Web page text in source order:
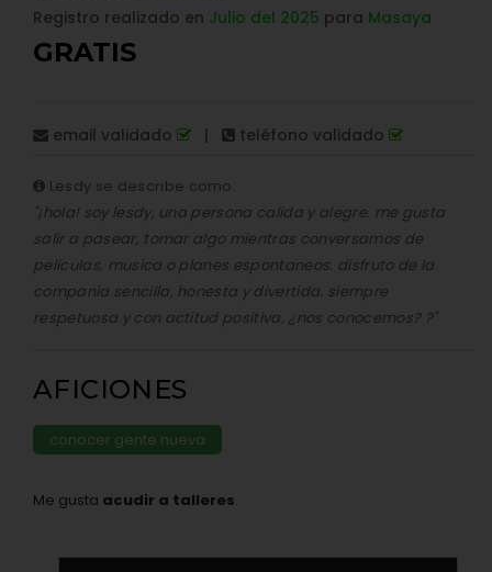
Registro realizado en Julio del 2025 para Masaya
GRATIS
email validado | teléfono validado
Lesdy se describe como:
"¡hola! soy lesdy, una persona calida y alegre. me gusta
salir a pasear, tomar algo mientras conversamos de
peliculas, musica o planes espontaneos. disfruto de la
compania sencilla, honesta y divertida. siempre
respetuosa y con actitud positiva. ¿nos conocemos? ?"
AFICIONES
conocer gente nueva
Me gusta acudir a talleres.